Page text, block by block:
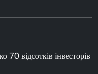
відсотків інвесторів